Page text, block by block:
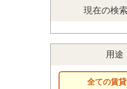
現在の検索
用途
全ての賃